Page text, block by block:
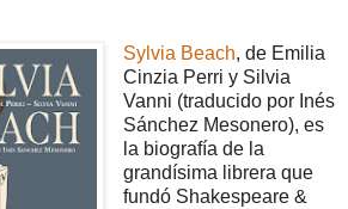
Sylvia Beach, de Emilia
Cinzia Perri y Silvia
Vanni (traducido por Inés
Sánchez Mesonero), es
la biografía de la
grandísima librera que
fundó Shakespeare &